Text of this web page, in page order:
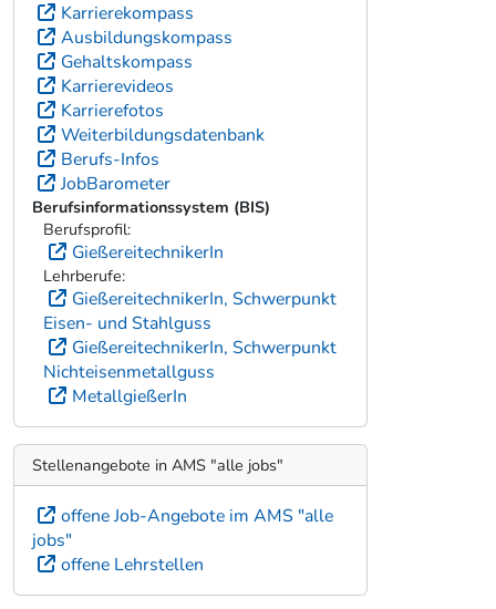
Karrierekompass
Ausbildungskompass
Gehaltskompass
Karrierevideos
Karrierefotos
Weiterbildungsdatenbank
Berufs-Infos
JobBarometer
Berufsinformationssystem (BIS)
Berufsprofil:
GießereitechnikerIn
Lehrberufe:
GießereitechnikerIn, Schwerpunkt
Eisen- und Stahlguss
GießereitechnikerIn, Schwerpunkt
Nichteisenmetallguss
MetallgießerIn
Stellenangebote in AMS "alle jobs"
offene Job-Angebote im AMS "alle
jobs"
offene Lehrstellen